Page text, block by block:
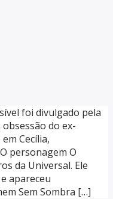
foi divulgado pela
do ex-
Cecília,
personagem O
da Universal. Ele
apareceu
Sem Sombra […]